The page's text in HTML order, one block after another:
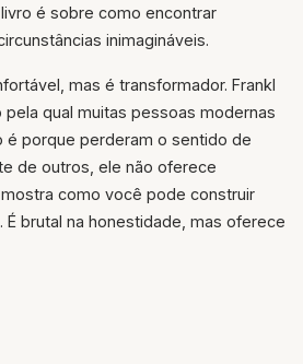
é sobre como encontrar
inimagináveis.
mas é transformador. Frankl
pela qual muitas pessoas modernas
é porque perderam o sentido de
de outros, ele não oferece
como você pode construir
brutal na honestidade, mas oferece